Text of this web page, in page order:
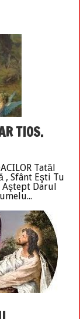
TIOS.
Tatăl
, Sfânt Eşti Tu
Aştept Darul